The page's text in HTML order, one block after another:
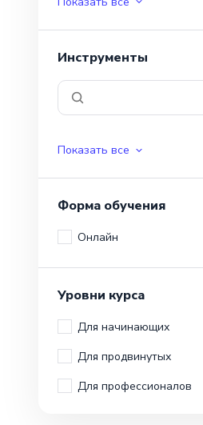
Инструменты
Показать все
Форма обучения
Онлайн
Уровни курса
Для начинающих
Для продвинутых
Для профессионалов